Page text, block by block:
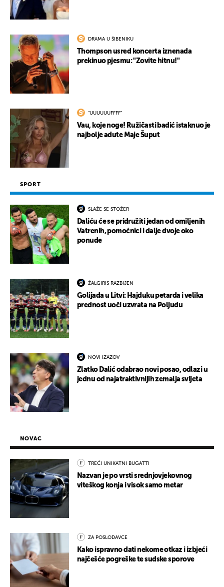
DRAMA U ŠIBENIKU
Thompson usred koncerta iznenada
prekinuo pjesmu: "Zovite hitnu!"
"UUUUUUFFFF"
Vau, koje noge! Ružičasti badić istaknuo je
najbolje adute Maje Šuput
SPORT
SLAŽE SE STOŽER
Daliću će se pridružiti jedan od omiljenih
Vatrenih, pomoćnici i dalje dvoje oko
ponude
ŽALGIRIS RAZBIJEN
Golijada u Litvi: Hajduku petarda i velika
prednost uoči uzvrata na Poljudu
NOVI IZAZOV
Zlatko Dalić odabrao novi posao, odlazi u
jednu od najatraktivnijih zemalja svijeta
NOVAC
TREĆI UNIKATNI BUGATTI
Nazvan je po vrsti srednjovjekovnog
viteškog konja i visok samo metar
ZA POSLODAVCE
Kako ispravno dati nekome otkaz i izbjeći
najčešće pogreške te sudske sporove